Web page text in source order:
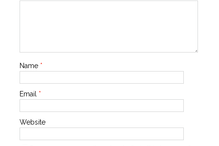
Name *
Email *
Website